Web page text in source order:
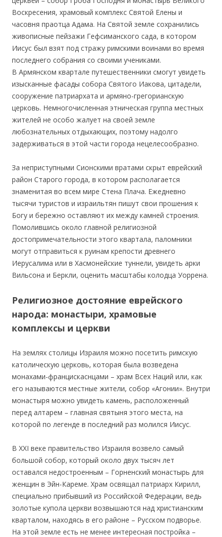
Воскресения, храмовый комплекс Святой Елены и
часовня праотца Адама. На Святой земле сохранились
живописные пейзажи Гефсиманского сада, в котором
Иисус был взят под стражу римскими воинами во время
последнего собрания со своими учениками.
В Армянском квартале путешественники смогут увидеть
изысканные фасады собора Святого Иакова, цитадели,
сооружение патриархата и армяно-грегорианскую
церковь. Немногочисленная этническая группа местных
жителей не особо жалует на своей земле
любознательных отдыхающих, поэтому надолго
задерживаться в этой части города нецелесообразно.
За неприступными Сионскими вратами скрыт еврейский
район Старого города, в котором располагается
знаменитая во всем мире Стена Плача. Ежедневно
тысячи туристов и израильтян пишут свои прошения к
Богу и бережно оставляют их между камней строения.
Помолившись около главной религиозной
достопримечательности этого квартала, паломники
могут отправиться к руинам крепости древнего
Иерусалима или в Хасмонейские туннели, увидеть арки
Вильсона и Беркли, оценить масштабы колодца Уоррена.
Религиозное достояние еврейского
народа: монастыри, храмовые
комплексы и церкви
На землях столицы Израиля можно посетить римскую
католическую церковь, которая была возведена
монахами-францискаснцами – храм Всех Наций или, как
его называются местные жители, собор «Агонии». Внутри
монастыря можно увидеть камень, расположенный
перед алтарем – главная святыня этого места, на
которой по легенде в последний раз молился Иисус.
В XXI веке правительство Израиля возвело самый
большой собор, который около двух тысяч лет
оставался недостроенным – Горненский монастырь для
женщин в Эйн-Кареме. Храм освящал патриарх Кирилл,
специально прибывший из Российской Федерации, ведь
золотые купола церкви возвышаются над христианским
кварталом, находясь в его районе – Русском подворье.
На этой земле есть не менее интересная постройка –